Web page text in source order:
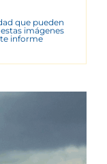
que pueden
imágenes
informe